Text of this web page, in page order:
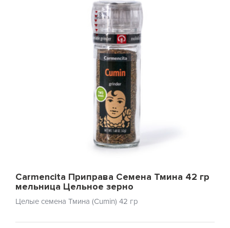
Carmencita Приправа Семена Тмина 42 гр
мельница Цельное зерно
Целые семена Тмина (Cumin) 42 гр